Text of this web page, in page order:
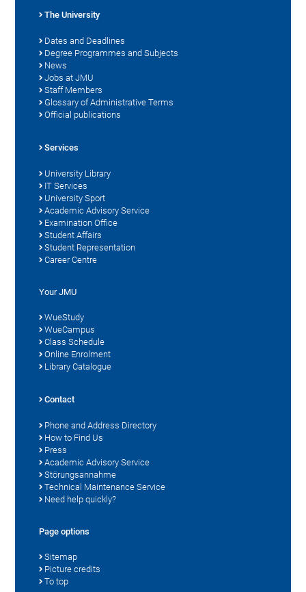
The University
Dates and Deadlines
Degree Programmes and Subjects
News
Jobs at JMU
Staff Members
Glossary of Administrative Terms
Official publications
Services
University Library
IT Services
University Sport
Academic Advisory Service
Examination Office
Student Affairs
Student Representation
Career Centre
Your JMU
WueStudy
WueCampus
Class Schedule
Online Enrolment
Library Catalogue
Contact
Phone and Address Directory
How to Find Us
Press
Academic Advisory Service
Störungsannahme
Technical Maintenance Service
Need help quickly?
Page options
Sitemap
Picture credits
To top